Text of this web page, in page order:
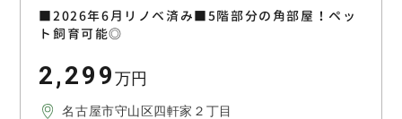
■2026年6月リノベ済み■5階部分の角部屋！ペッ
ト飼育可能◎
2,299万円
名古屋市守山区四軒家２丁目